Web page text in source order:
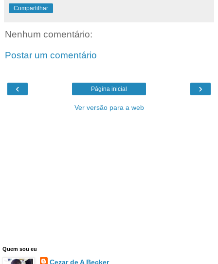
Compartilhar
Nenhum comentário:
Postar um comentário
‹ ›
Página inicial
Ver versão para a web
Quem sou eu
Cezar de A Becker